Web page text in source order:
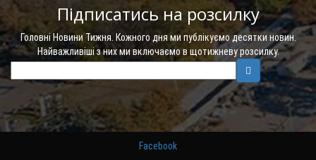
Підписатись на розсилку
Головні Новини Тижня. Кожного дня ми публікуємо десятки новин.
Найважливіші з них ми включаємо в щотижневу розсилку.
Facebook